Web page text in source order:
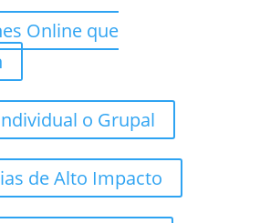
Online que
o Grupal
de Alto Impacto